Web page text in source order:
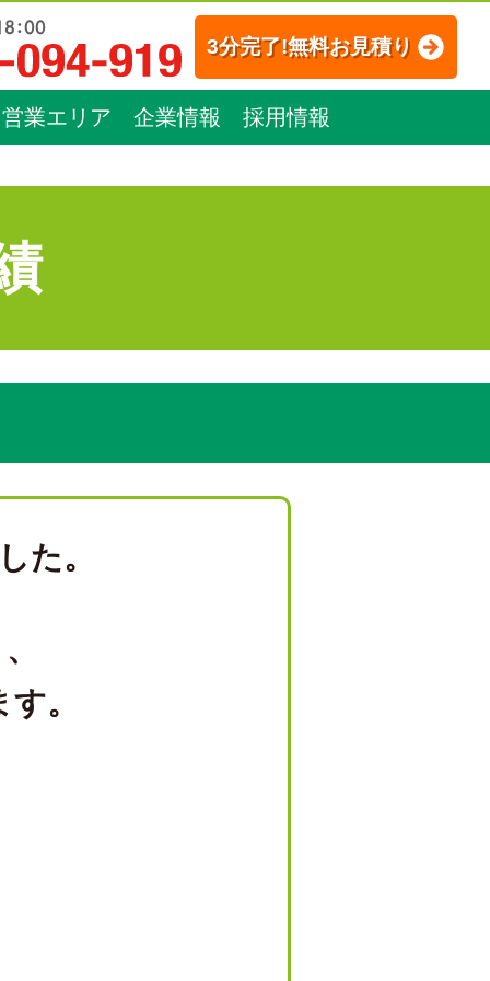
3分完了!無料お見積り
営業エリア 企業情報 採用情報
た。
。